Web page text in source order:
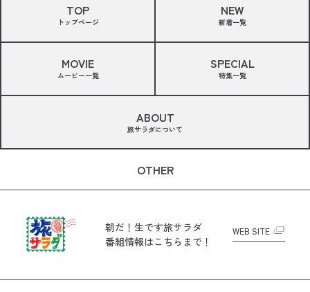
TOP
トップページ
NEW
新着一覧
MOVIE
ムービー一覧
SPECIAL
特集一覧
ABOUT
旅サラダについて
OTHER
朝だ！生です旅サラダ
番組情報はこちらまで！
WEB SITE